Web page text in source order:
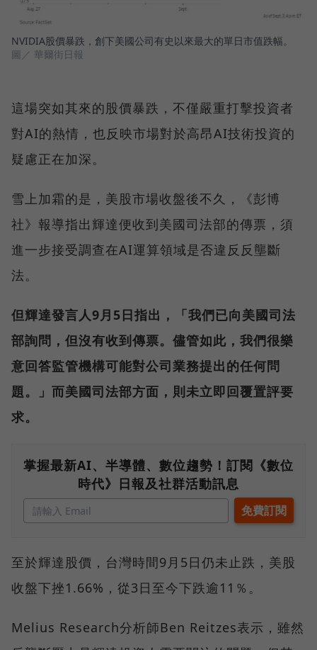
NVIDIA股價暴跌，創下美國公司有史以來最大的單日市值跌幅。
圖／ 華爾街日報
這場突如其來的股價暴跌，不僅嚴重打擊投資者
對AI的熱情，也反映市場對於高昂AI技術投資的
疑慮正在加深。
雪上加霜的是，美股市場收盤後不久，《彭博
社》報導指出輝達便收到美國司法部的傳票，須
進一步接受調查在AI運算領域是否違反反壟斷
法。
但輝達發言人9月5日指出，「我們已向美國司法
部詢問，但沒有收到傳票。儘管如此，我們很樂
意回答監管機構可能對公司業務提出的任何問
題。」而美國司法部方面，則未立即回覆置評要
求。
掌握最新AI、半導體、數位趨勢！訂閱《數位
時代》日報及社群活動訊息
至於輝達股價，台灣時間9月5日仍未止跌，美股
收盤下挫1.66%，從3日至今下跌逾11％。
Melius Research分析師Ben Reitzes表示，雖然